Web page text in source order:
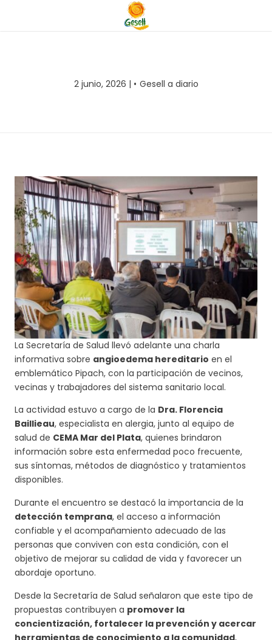
2 junio, 2026 | Gesell a diario
La Secretaría de Salud llevó adelante una charla
informativa sobre angioedema hereditario en el
emblemático Pipach, con la participación de vecinos,
vecinas y trabajadores del sistema sanitario local.
La actividad estuvo a cargo de la Dra. Florencia
Baillieau, especialista en alergia, junto al equipo de
salud de CEMA Mar del Plata, quienes brindaron
información sobre esta enfermedad poco frecuente,
sus síntomas, métodos de diagnóstico y tratamientos
disponibles.
Durante el encuentro se destacó la importancia de la
detección temprana, el acceso a información
confiable y el acompañamiento adecuado de las
personas que conviven con esta condición, con el
objetivo de mejorar su calidad de vida y favorecer un
abordaje oportuno.
Desde la Secretaría de Salud señalaron que este tipo de
propuestas contribuyen a promover la
concientización, fortalecer la prevención y acercar